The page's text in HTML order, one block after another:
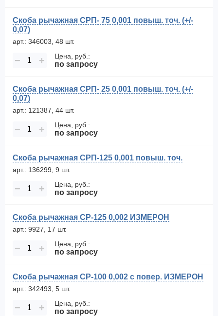
Скоба рычажная СРП- 75 0,001 повыш. точ. (+/-
0,07)
арт.: 346003, 48 шт.
− + Цена, руб.:
по запросу
Скоба рычажная СРП- 25 0,001 повыш. точ. (+/-
0,07)
арт.: 121387, 44 шт.
− + Цена, руб.:
по запросу
Скоба рычажная СРП-125 0,001 повыш. точ.
арт.: 136299, 9 шт.
− + Цена, руб.:
по запросу
Скоба рычажная СР-125 0,002 ИЗМЕРОН
арт.: 9927, 17 шт.
− + Цена, руб.:
по запросу
Скоба рычажная СР-100 0,002 с повер. ИЗМЕРОН
арт.: 342493, 5 шт.
− + Цена, руб.:
по запросу